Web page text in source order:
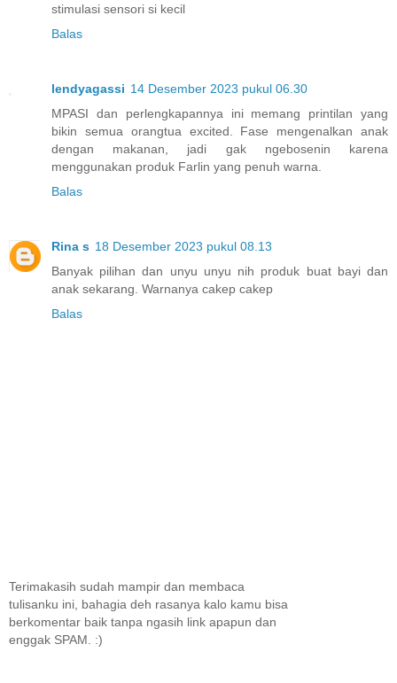
stimulasi sensori si kecil
Balas
lendyagassi 14 Desember 2023 pukul 06.30
MPASI dan perlengkapannya ini memang printilan yang
bikin semua orangtua excited. Fase mengenalkan anak
dengan makanan, jadi gak ngebosenin karena
menggunakan produk Farlin yang penuh warna.
Balas
Rina s 18 Desember 2023 pukul 08.13
Banyak pilihan dan unyu unyu nih produk buat bayi dan
anak sekarang. Warnanya cakep cakep
Balas
Terimakasih sudah mampir dan membaca
tulisanku ini, bahagia deh rasanya kalo kamu bisa
berkomentar baik tanpa ngasih link apapun dan
enggak SPAM. :)